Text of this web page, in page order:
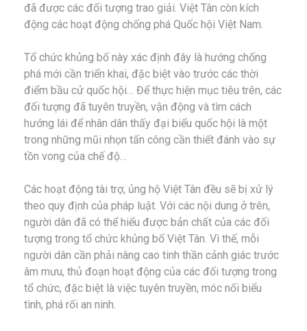
đã được các đối tượng trao giải. Việt Tân còn kích
động các hoạt động chống phá Quốc hội Việt Nam.
Tổ chức khủng bố này xác định đây là hướng chống
phá mới cần triển khai, đặc biệt vào trước các thời
điểm bầu cử quốc hội… Để thực hiện mục tiêu trên, các
đối tượng đã tuyên truyền, vận động và tìm cách
hướng lái để nhân dân thấy đại biểu quốc hội là một
trong những mũi nhọn tấn công cần thiết đánh vào sự
tồn vong của chế độ…
Các hoạt động tài trợ, ủng hộ Việt Tân đều sẽ bị xử lý
theo quy định của pháp luật. Với các nội dung ở trên,
người dân đã có thể hiểu được bản chất của các đối
tượng trong tổ chức khủng bố Việt Tân. Vì thế, mỗi
người dân cần phải nâng cao tinh thần cảnh giác trước
âm mưu, thủ đoạn hoạt động của các đối tượng trong
tổ chức, đặc biệt là việc tuyên truyền, móc nối biểu
tình, phá rối an ninh.